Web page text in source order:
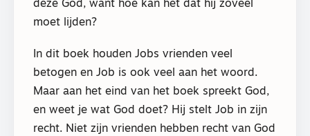
deze God, want hoe kan het dat hij zoveel
moet lijden?
In dit boek houden Jobs vrienden veel
betogen en Job is ook veel aan het woord.
Maar aan het eind van het boek spreekt God,
en weet je wat God doet? Hij stelt Job in zijn
recht. Niet zijn vrienden hebben recht van God